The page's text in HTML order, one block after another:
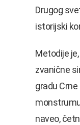
Drugog
istorijski
Metodije
zvanične
gradu
naveo,